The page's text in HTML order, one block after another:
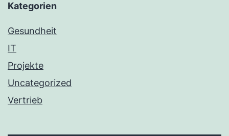
Kategorien
Gesundheit
IT
Projekte
Uncategorized
Vertrieb